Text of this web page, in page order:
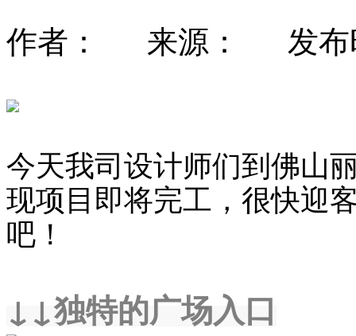
作者： 来源： 发布时
今天我司设计师们到佛山
现项目即将完工，很快迎
吧！
↓↓独特的广场入口